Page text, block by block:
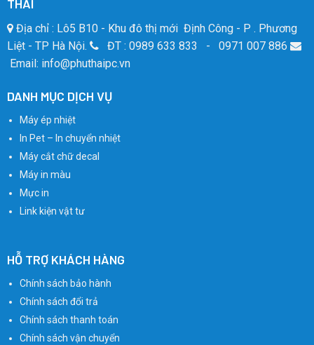
THÁI
Địa chỉ : Lô5 B10 - Khu đô thị mới Định Công - P . Phương
Liệt - TP Hà Nội.
ĐT : 0989 633 833 - 0971 007 886
Email: info@phuthaipc.vn
DANH MỤC DỊCH VỤ
Máy ép nhiệt
In Pet – In chuyển nhiệt
Máy cắt chữ decal
Máy in màu
Mực in
Link kiện vật tư
HỖ TRỢ KHÁCH HÀNG
Chính sách bảo hành
Chính sách đổi trả
Chính sách thanh toán
Chính sách vận chuyển